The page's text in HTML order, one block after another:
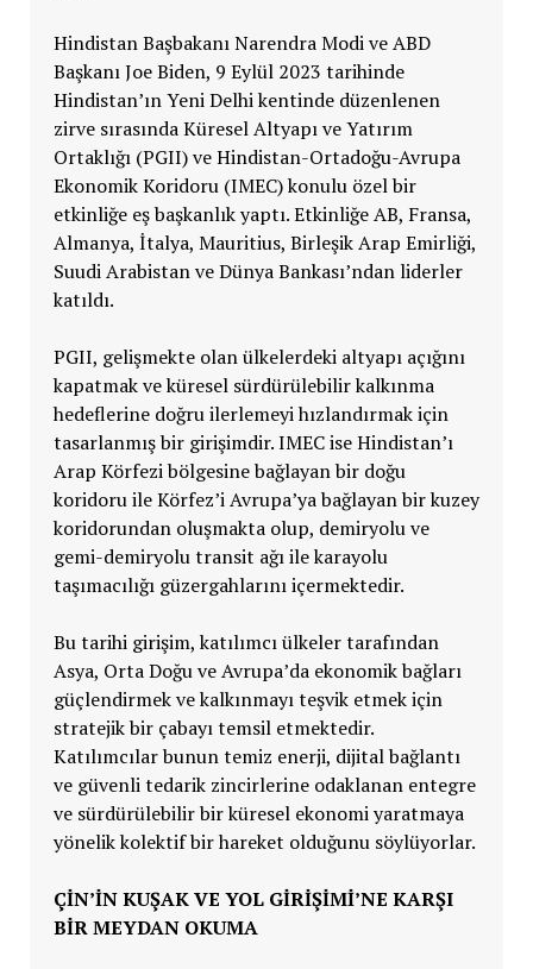
Hindistan Başbakanı Narendra Modi ve ABD
Başkanı Joe Biden, 9 Eylül 2023 tarihinde
Hindistan’ın Yeni Delhi kentinde düzenlenen
zirve sırasında Küresel Altyapı ve Yatırım
Ortaklığı (PGII) ve Hindistan-Ortadoğu-Avrupa
Ekonomik Koridoru (IMEC) konulu özel bir
etkinliğe eş başkanlık yaptı. Etkinliğe AB, Fransa,
Almanya, İtalya, Mauritius, Birleşik Arap Emirliği,
Suudi Arabistan ve Dünya Bankası’ndan liderler
katıldı.
PGII, gelişmekte olan ülkelerdeki altyapı açığını
kapatmak ve küresel sürdürülebilir kalkınma
hedeflerine doğru ilerlemeyi hızlandırmak için
tasarlanmış bir girişimdir. IMEC ise Hindistan’ı
Arap Körfezi bölgesine bağlayan bir doğu
koridoru ile Körfez’i Avrupa’ya bağlayan bir kuzey
koridorundan oluşmakta olup, demiryolu ve
gemi-demiryolu transit ağı ile karayolu
taşımacılığı güzergahlarını içermektedir.
Bu tarihi girişim, katılımcı ülkeler tarafından
Asya, Orta Doğu ve Avrupa’da ekonomik bağları
güçlendirmek ve kalkınmayı teşvik etmek için
stratejik bir çabayı temsil etmektedir.
Katılımcılar bunun temiz enerji, dijital bağlantı
ve güvenli tedarik zincirlerine odaklanan entegre
ve sürdürülebilir bir küresel ekonomi yaratmaya
yönelik kolektif bir hareket olduğunu söylüyorlar.
ÇİN’İN KUŞAK VE YOL GİRİŞİMİ’NE KARŞI
BİR MEYDAN OKUMA